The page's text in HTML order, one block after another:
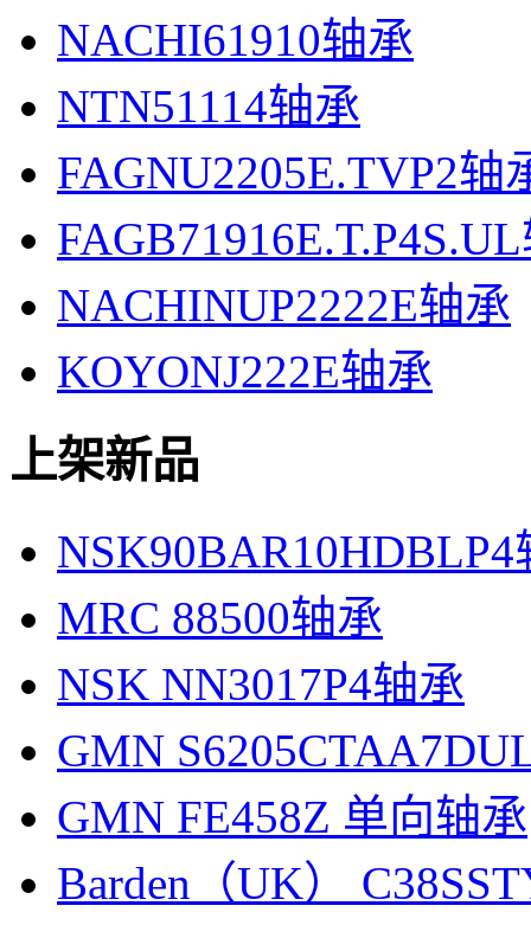
NACHI61910轴承
NTN51114轴承
FAGNU2205E.TVP2轴
NACHINUP2222E轴承
KOYONJ222E轴承
上架新品
NSK90BAR10HDBLP4
MRC 88500轴承
NSK NN3017P4轴承
GMN
GMN FE458Z 单向轴承
Barden（UK）